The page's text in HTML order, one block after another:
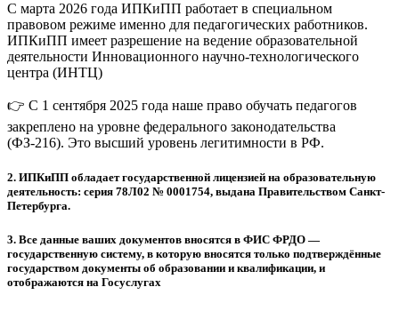
С марта 2026 года ИПКиПП работает в специальном
правовом режиме именно для педагогических работников.
ИПКиПП имеет разрешение на ведение образовательной
деятельности Инновационного научно-технологического
центра (ИНТЦ)
👉 С 1 сентября 2025 года наше право обучать педагогов
закреплено на уровне федерального законодательства
(ФЗ-216). Это высший уровень легитимности в РФ.
2. ИПКиПП обладает государственной лицензией на образовательную
деятельность: серия 78Л02 № 0001754, выдана Правительством Санкт-
Петербурга.
3. Все данные ваших документов вносятся в ФИС ФРДО —
государственную систему, в которую вносятся только подтверждённые
государством документы об образовании и квалификации, и
отображаются на Госуслугах